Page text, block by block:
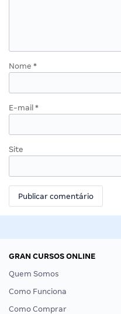
Nome *
E-mail *
Site
GRAN CURSOS ONLINE
Quem Somos
Como Funciona
Como Comprar